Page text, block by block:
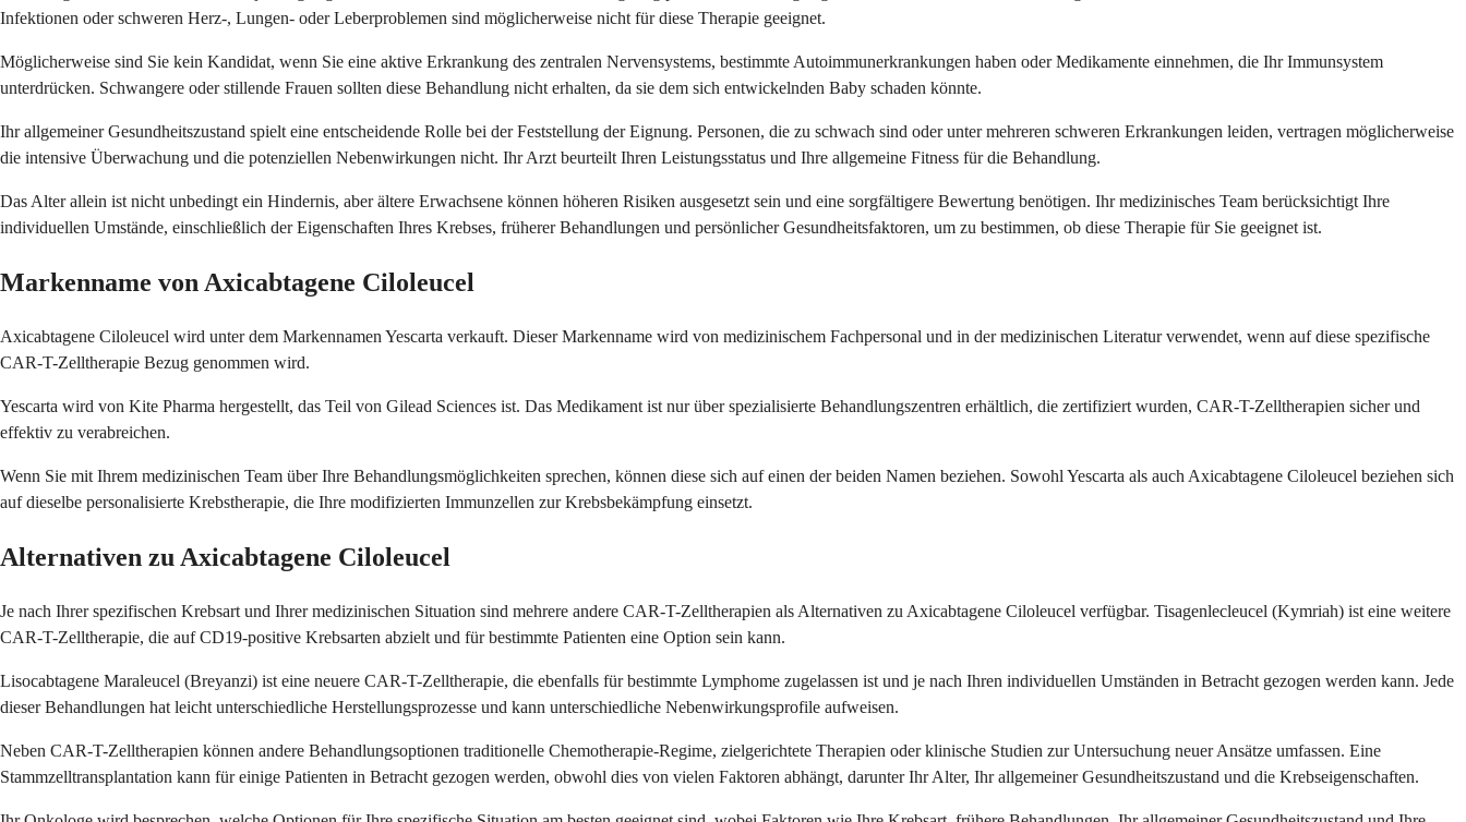
Infektionen oder schweren Herz-, Lungen- oder Leberproblemen sind möglicherweise nicht für diese Therapie geeignet.
Möglicherweise sind Sie kein Kandidat, wenn Sie eine aktive Erkrankung des zentralen Nervensystems, bestimmte Autoimmunerkrankungen haben oder Medikamente einnehmen, die Ihr Immunsystem
unterdrücken. Schwangere oder stillende Frauen sollten diese Behandlung nicht erhalten, da sie dem sich entwickelnden Baby schaden könnte.
Ihr allgemeiner Gesundheitszustand spielt eine entscheidende Rolle bei der Feststellung der Eignung. Personen, die zu schwach sind oder unter mehreren schweren Erkrankungen leiden, vertragen möglicherweise
die intensive Überwachung und die potenziellen Nebenwirkungen nicht. Ihr Arzt beurteilt Ihren Leistungsstatus und Ihre allgemeine Fitness für die Behandlung.
Das Alter allein ist nicht unbedingt ein Hindernis, aber ältere Erwachsene können höheren Risiken ausgesetzt sein und eine sorgfältigere Bewertung benötigen. Ihr medizinisches Team berücksichtigt Ihre
individuellen Umstände, einschließlich der Eigenschaften Ihres Krebses, früherer Behandlungen und persönlicher Gesundheitsfaktoren, um zu bestimmen, ob diese Therapie für Sie geeignet ist.
Markenname von Axicabtagene Ciloleucel
Axicabtagene Ciloleucel wird unter dem Markennamen Yescarta verkauft. Dieser Markenname wird von medizinischem Fachpersonal und in der medizinischen Literatur verwendet, wenn auf diese spezifische
CAR-T-Zelltherapie Bezug genommen wird.
Yescarta wird von Kite Pharma hergestellt, das Teil von Gilead Sciences ist. Das Medikament ist nur über spezialisierte Behandlungszentren erhältlich, die zertifiziert wurden, CAR-T-Zelltherapien sicher und
effektiv zu verabreichen.
Wenn Sie mit Ihrem medizinischen Team über Ihre Behandlungsmöglichkeiten sprechen, können diese sich auf einen der beiden Namen beziehen. Sowohl Yescarta als auch Axicabtagene Ciloleucel beziehen sich
auf dieselbe personalisierte Krebstherapie, die Ihre modifizierten Immunzellen zur Krebsbekämpfung einsetzt.
Alternativen zu Axicabtagene Ciloleucel
Je nach Ihrer spezifischen Krebsart und Ihrer medizinischen Situation sind mehrere andere CAR-T-Zelltherapien als Alternativen zu Axicabtagene Ciloleucel verfügbar. Tisagenlecleucel (Kymriah) ist eine weitere
CAR-T-Zelltherapie, die auf CD19-positive Krebsarten abzielt und für bestimmte Patienten eine Option sein kann.
Lisocabtagene Maraleucel (Breyanzi) ist eine neuere CAR-T-Zelltherapie, die ebenfalls für bestimmte Lymphome zugelassen ist und je nach Ihren individuellen Umständen in Betracht gezogen werden kann. Jede
dieser Behandlungen hat leicht unterschiedliche Herstellungsprozesse und kann unterschiedliche Nebenwirkungsprofile aufweisen.
Neben CAR-T-Zelltherapien können andere Behandlungsoptionen traditionelle Chemotherapie-Regime, zielgerichtete Therapien oder klinische Studien zur Untersuchung neuer Ansätze umfassen. Eine
Stammzelltransplantation kann für einige Patienten in Betracht gezogen werden, obwohl dies von vielen Faktoren abhängt, darunter Ihr Alter, Ihr allgemeiner Gesundheitszustand und die Krebseigenschaften.